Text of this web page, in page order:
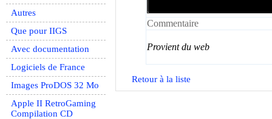
Autres
Que pour IIGS
Avec documentation
Logiciels de France
Images ProDOS 32 Mo
Apple II RetroGaming
Compilation CD
Commentaire
Provient du web
Retour à la liste